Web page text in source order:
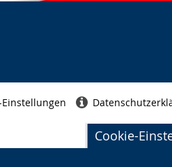
Cookie-
Einstellungen